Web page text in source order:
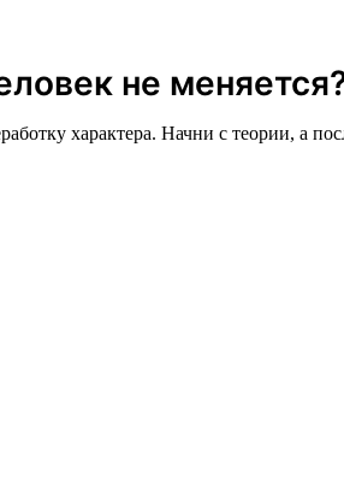
не
характера. Начни с теории, а